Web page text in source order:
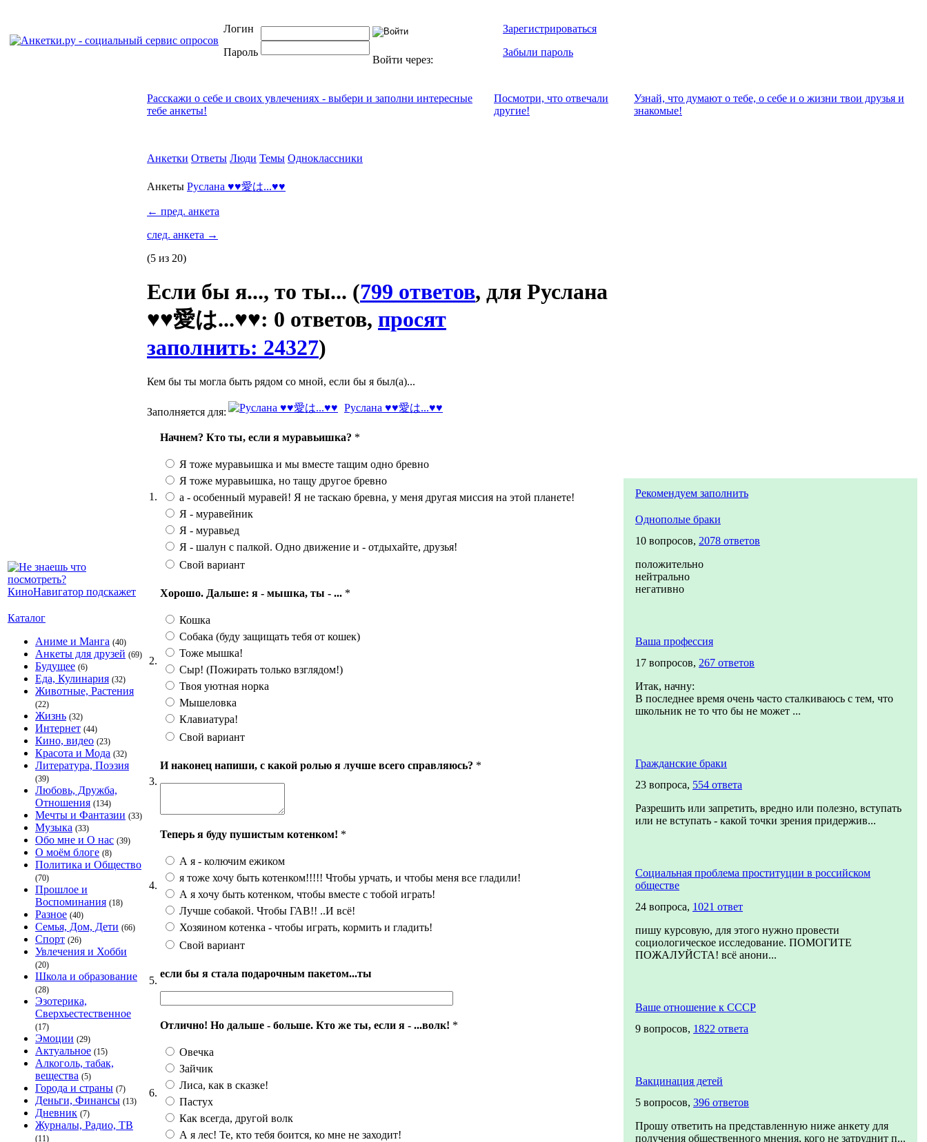
Логин
Пароль
Войти через:
Зарегистрироваться
Забыли пароль
Каталог
Аниме и Манга (40)
Анкеты для друзей (69)
Будущее (6)
Еда, Кулинария (32)
Животные, Растения
(22)
Жизнь (32)
Интернет (44)
Кино, видео (23)
Красота и Мода (32)
Литература, Поэзия
(39)
Любовь, Дружба,
Отношения (134)
Мечты и Фантазии (33)
Музыка (33)
Обо мне и О нас (39)
О моём блоге (8)
Политика и Общество
(70)
Прошлое и
Воспоминания (18)
Разное (40)
Семья, Дом, Дети (66)
Спорт (26)
Увлечения и Хобби
(20)
Школа и образование
(28)
Эзотерика,
Сверхъестественное
(17)
Эмоции (29)
Актуальное (15)
Алкоголь, табак,
вещества (5)
Города и страны (7)
Деньги, Финансы (13)
Дневник (7)
Журналы, Радио, ТВ
(11)
Расскажи о себе и своих увлечениях - выбери и заполни интересные
тебе анкеты!
Посмотри, что отвeчали
другие!
Узнай, что думают о тебе, о себе и о жизни твои друзья и
знакомые!
Анкетки Ответы Люди Темы Одноклассники
Анкеты Руслана ♥♥愛は...♥♥
← пред. анкета
след. анкета →
(5 из 20)
Если бы я..., то ты... (799 ответов, для Руслана
♥♥愛は...♥♥: 0 ответов, просят
заполнить: 24327)
Кем бы ты могла быть рядом со мной, если бы я был(а)...
Заполняется для: Руслана ♥♥愛は...♥♥
1.
Начнем? Кто ты, если я муравьишка? *
Я тоже муравьишка и мы вместе тащим одно бревно
Я тоже муравьишка, но тащу другое бревно
а - особенный муравей! Я не таскаю бревна, у меня другая миссия на этой планете!
Я - муравейник
Я - муравьед
Я - шалун с палкой. Одно движение и - отдыхайте, друзья!
Свой вариант
2.
Хорошо. Дальше: я - мышка, ты - ... *
Кошка
Собака (буду защищать тебя от кошек)
Тоже мышка!
Сыр! (Пожирать только взглядом!)
Твоя уютная норка
Мышеловка
Клавиатура!
Свой вариант
3.
И наконец напиши, с какой ролью я лучше всего справляюсь? *
4.
Теперь я буду пушистым котенком! *
А я - колючим ежиком
я тоже хочу быть котенком!!!!! Чтобы урчать, и чтобы меня все гладили!
А я хочу быть котенком, чтобы вместе с тобой играть!
Лучше собакой. Чтобы ГАВ!! ..И всё!
Хозяином котенка - чтобы играть, кормить и гладить!
Свой вариант
5.
если бы я стала подарочным пакетом...ты
6.
Отлично! Но дальше - больше. Кто же ты, если я - ...волк! *
Овечка
Зайчик
Лиса, как в сказке!
Пастух
Как всегда, другой волк
А я лес! Те, кто тебя боится, ко мне не заходит!
Рекомендуем заполнить
Однополые браки
10 вопросов, 2078 ответов
положительно
нейтрально
негативно
Ваша профессия
17 вопросов, 267 ответов
Итак, начну:
В последнее время очень часто сталкиваюсь с тем, что
школьник не то что бы не может ...
Гражданские браки
23 вопроса, 554 ответа
Разрешить или запретить, вредно или полезно, вступать
или не вступать - какой точки зрения придержив...
Социальная проблема проституции в российском
обществе
24 вопроса, 1021 ответ
пишу курсовую, для этого нужно провести
социологическое исследование. ПОМОГИТЕ
ПОЖАЛУЙСТА! всё анони...
Ваше отношение к СССР
9 вопросов, 1822 ответа
Вакцинация детей
5 вопросов, 396 ответов
Прошу ответить на представленную ниже анкету для
получения общественного мнения, кого не затруднит п...